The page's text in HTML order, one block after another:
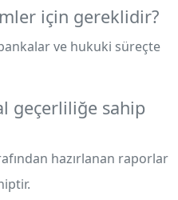
için gereklidir?
bankalar ve hukuki süreçte
geçerliliğe sahip
hazırlanan raporlar